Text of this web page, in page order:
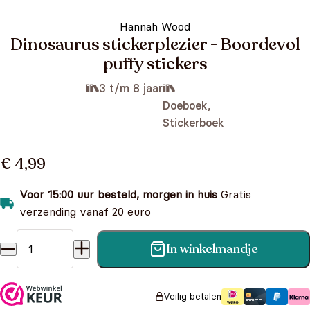
Hannah Wood
Dinosaurus stickerplezier - Boordevol
puffy stickers
3 t/m 8 jaar
Doeboek,
Stickerboek
€ 4,99
Voor 15:00 uur besteld, morgen in huis Gratis
verzending vanaf 20 euro
Dinosaurus stickerplezier - Boordevol puffy stickers aantal
In winkelmandje
Veilig betalen